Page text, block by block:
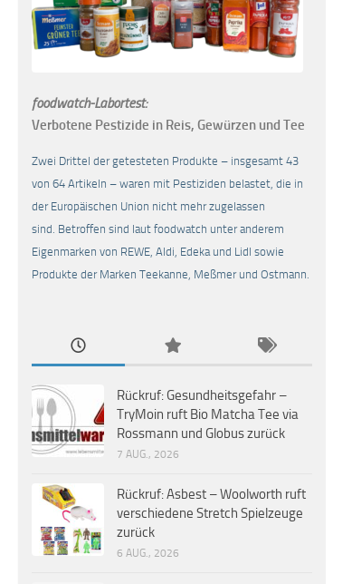
foodwatch-Labortest:
Verbotene Pestizide in Reis, Gewürzen und Tee
Zwei Drittel der getesteten Produkte – insgesamt 43
von 64 Artikeln – waren mit Pestiziden belastet, die in
der Europäischen Union nicht mehr zugelassen
sind. Betroffen sind laut foodwatch unter anderem
Eigenmarken von REWE, Aldi, Edeka und Lidl sowie
Produkte der Marken Teekanne, Meßmer und Ostmann.
Rückruf: Gesundheitsgefahr –
TryMoin ruft Bio Matcha Tee via
Rossmann und Globus zurück
7 AUG., 2026
Rückruf: Asbest – Woolworth ruft
verschiedene Stretch Spielzeuge
zurück
6 AUG., 2026